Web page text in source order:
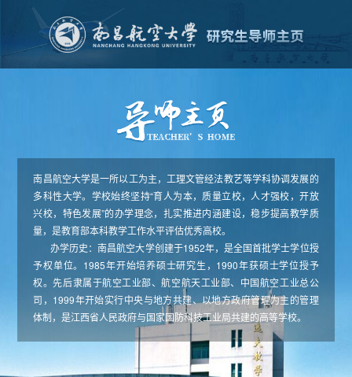
南昌航空大学是一所以工为主，工理文管经法教艺等学科协调发展的
多科性大学。学校始终坚持“育人为本，质量立校，人才强校，开放
兴校，特色发展”的办学理念，扎实推进内涵建设，稳步提高教学质
量，是教育部本科教学工作水平评估优秀高校。
办学历史：南昌航空大学创建于1952年，是全国首批学士学位授
予权单位。1985年开始培养硕士研究生，1990年获硕士学位授予
权。先后隶属于航空工业部、航空航天工业部、中国航空工业总公
司，1999年开始实行中央与地方共建、以地方政府管理为主的管理
体制，是江西省人民政府与国家国防科技工业局共建的高等学校。